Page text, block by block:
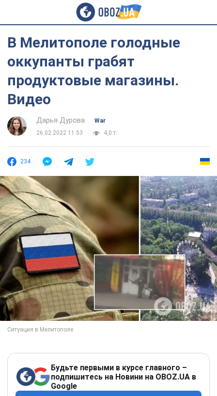
В Мелитополе голодные
оккупанты грабят
продуктовые магазины.
Видео
Дарья Дурова
War
26.02.2022 11:53
4,0 т.
234
Будьте первыми в курсе главного –
подпишитесь на Новини на OBOZ.UA в
Google